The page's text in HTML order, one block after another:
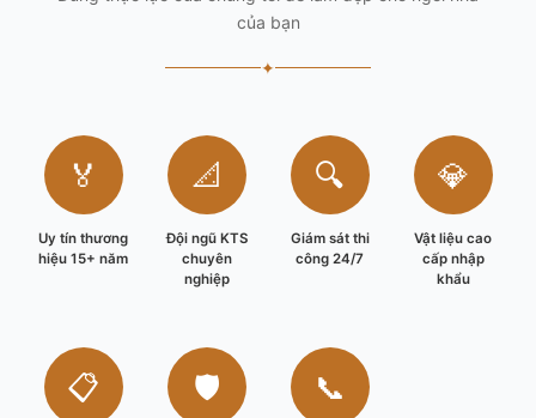
của bạn
✦
🏅
Uy tín thương
hiệu 15+ năm
📐
Đội ngũ KTS
chuyên
nghiệp
🔍
Giám sát thi
công 24/7
💎
Vật liệu cao
cấp nhập
khẩu
📋 🛡️ 📞